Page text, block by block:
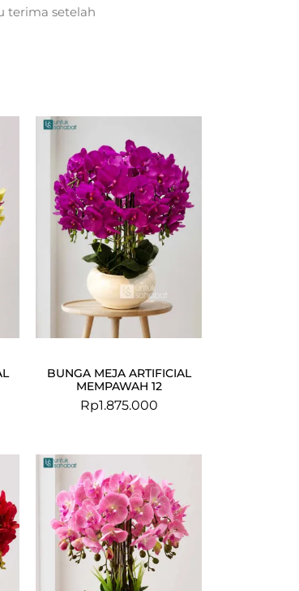
terima setelah
BUNGA MEJA ARTIFICIAL
MEMPAWAH 12
Rp1.875.000